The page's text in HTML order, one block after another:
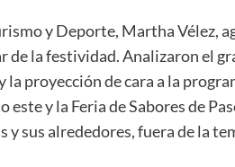
y Deporte, Martha Vélez,
de la festividad. Analizaron el
proyección de cara a la
este y la Feria de Sabores de
y sus alrededores, fuera de la